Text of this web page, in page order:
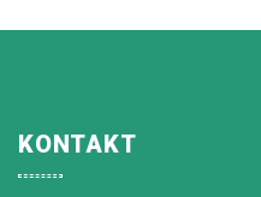
KONTAKT